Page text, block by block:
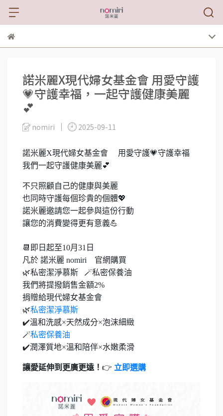
諾米麗X現代婦女基金會 用愛守護
💗守護幸福，一起守護健康美麗
💕
nomiri 2025-09-11
諾米麗X現代婦女基金會 用愛守護💗守護幸福
我們一起守護健康美麗💕
不只照顧自己的健康與美麗
也同時守護每個珍貴的個體💖
諾米麗邀請您一起參與這份行動
讓您的消費變得更有意義💪
📆 即日起至10月31日
凡於 諾米麗 nomiri 官網購買
🌿私密潔淨慕斯 🪄私密保養油
我們將提撥銷售金額2%
捐贈給現代婦女基金會
🌿私密潔淨慕斯
✔️溫和洗感×天然成分×泡沫細緻
🪄私密保養油
✔️潤澤質地×溫和陪伴×水嫩柔滑
讓愛延伸到更廣更遠！ 👉 立即選購